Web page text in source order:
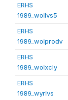
ERHS
1989_wollvs5
ERHS
1989_wolprodv
ERHS
1989_wolxcly
ERHS
1989_wyrlvs